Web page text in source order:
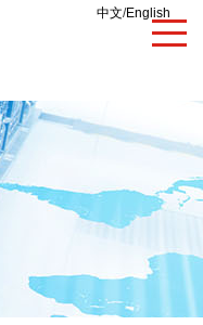
中文/English